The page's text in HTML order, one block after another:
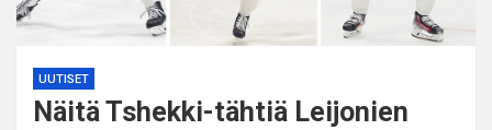
UUTISET
Näitä Tshekki-tähtiä Leijonien